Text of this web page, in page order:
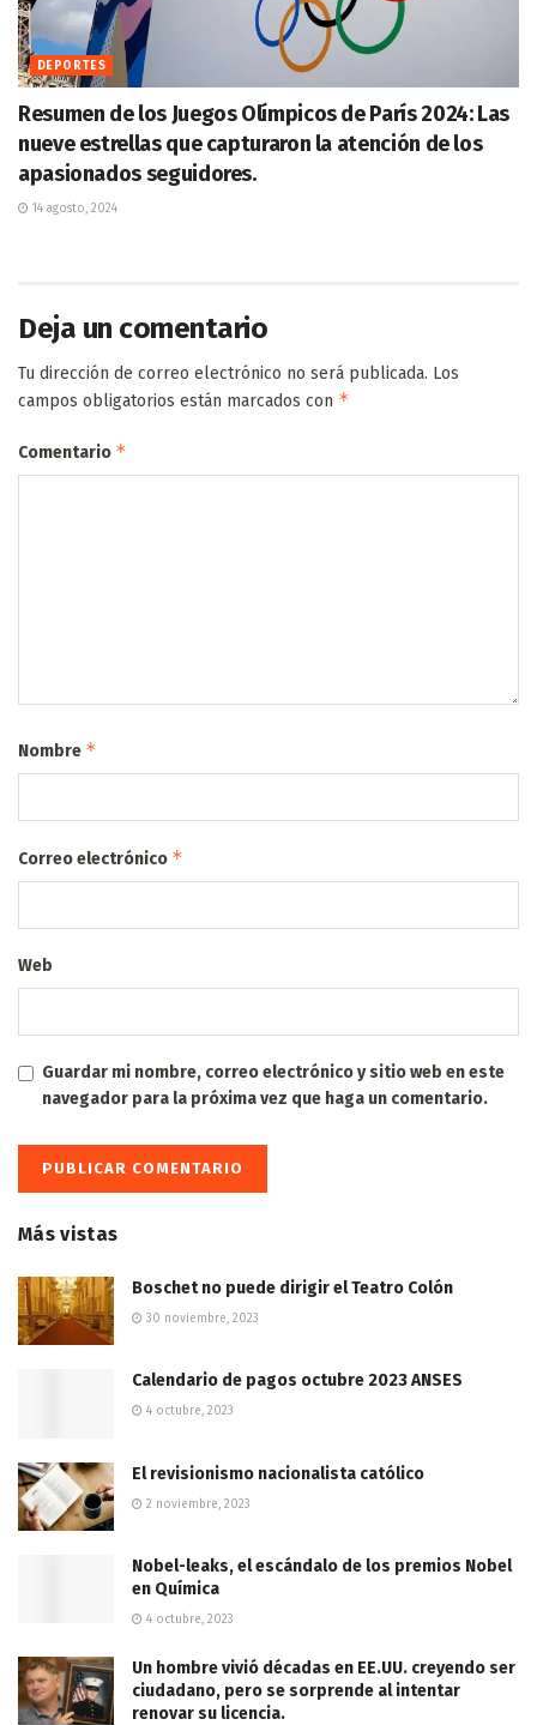
DEPORTES
Resumen de los Juegos Olímpicos de París 2024: Las
nueve estrellas que capturaron la atención de los
apasionados seguidores.
14 agosto, 2024
Deja un comentario
Tu dirección de correo electrónico no será publicada. Los
campos obligatorios están marcados con *
Comentario *
Nombre *
Correo electrónico *
Web
Guardar mi nombre, correo electrónico y sitio web en este
navegador para la próxima vez que haga un comentario.
Más vistas
Boschet no puede dirigir el Teatro Colón
30 noviembre, 2023
Calendario de pagos octubre 2023 ANSES
4 octubre, 2023
El revisionismo nacionalista católico
2 noviembre, 2023
Nobel-leaks, el escándalo de los premios Nobel
en Química
4 octubre, 2023
Un hombre vivió décadas en EE.UU. creyendo ser
ciudadano, pero se sorprende al intentar
renovar su licencia.